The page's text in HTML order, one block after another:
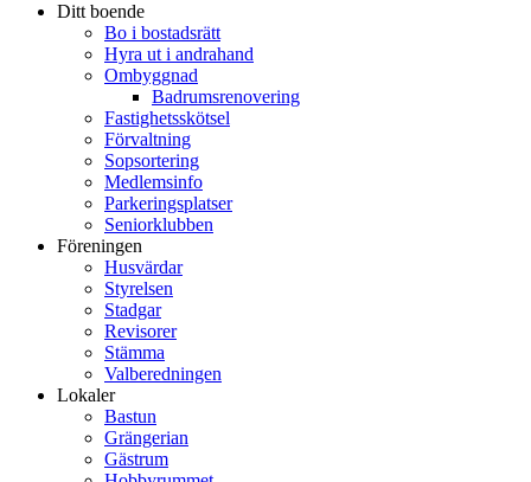
Ditt boende
Bo i bostadsrätt
Hyra ut i andrahand
Ombyggnad
Badrumsrenovering
Fastighetsskötsel
Förvaltning
Sopsortering
Medlemsinfo
Parkeringsplatser
Seniorklubben
Föreningen
Husvärdar
Styrelsen
Stadgar
Revisorer
Stämma
Valberedningen
Lokaler
Bastun
Grängerian
Gästrum